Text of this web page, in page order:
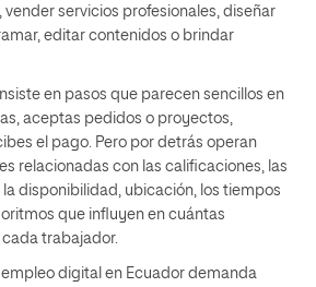
servicios profesionales, diseñar
editar contenidos o brindar
en pasos que parecen sencillos en
aceptas pedidos o proyectos,
el pago. Pero por detrás operan
relacionadas con las calificaciones, las
disponibilidad, ubicación, los tiempos
que influyen en cuántas
trabajador.
digital en Ecuador demanda